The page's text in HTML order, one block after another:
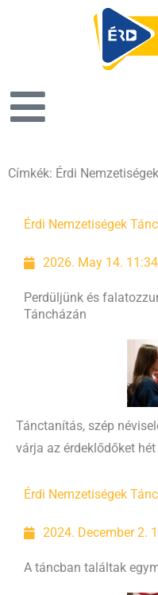
Címkék: Érdi
Érdi Nemzetiségek
2026. May 14. 11:34
Perdüljünk és
Táncházán
Tánctanítás, szép
várja az érdeklődőket
Érdi Nemzetiségek
2024. December 2.
A táncban találtak